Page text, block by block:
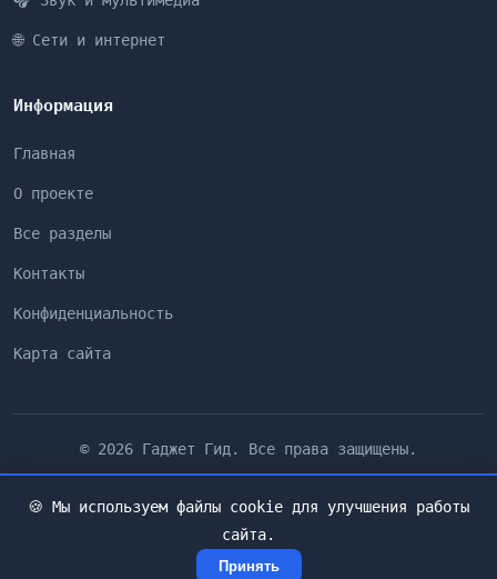
🌐 Сети и интернет
Информация
Главная
О проекте
Все разделы
Контакты
Конфиденциальность
Карта сайта
© 2026 Гаджет Гид. Все права защищены.
🍪 Мы используем файлы cookie для улучшения работы
сайта.
Принять